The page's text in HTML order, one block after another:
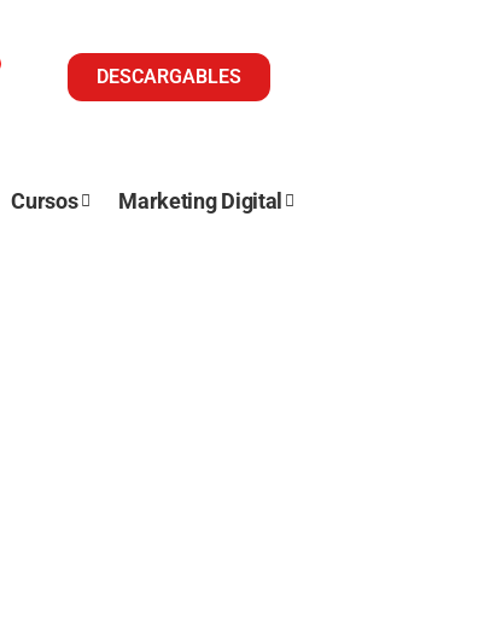
DESCARGABLES
Cursos Marketing Digital